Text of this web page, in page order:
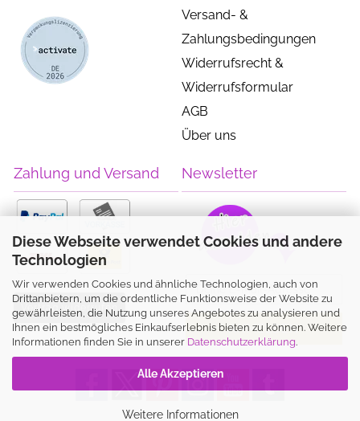
Diese Webseite verwendet Cookies und andere
Technologien
Wir verwenden Cookies und ähnliche Technologien, auch von
Drittanbietern, um die ordentliche Funktionsweise der Website zu
gewährleisten, die Nutzung unseres Angebotes zu analysieren und
Ihnen ein bestmögliches Einkaufserlebnis bieten zu können. Weitere
Informationen finden Sie in unserer Datenschutzerklärung.
Alle Akzeptieren
Weitere Informationen
Versand- &
Zahlungsbedingungen
Widerrufsrecht &
Widerrufsformular
AGB
Über uns
Zahlung und Versand
Vertrag widerrufen
Newsletter